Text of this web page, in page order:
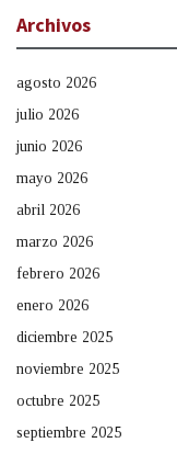
Archivos
agosto 2026
julio 2026
junio 2026
mayo 2026
abril 2026
marzo 2026
febrero 2026
enero 2026
diciembre 2025
noviembre 2025
octubre 2025
septiembre 2025